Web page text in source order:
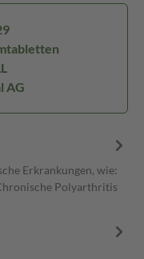
AG
Erkrankungen, wie:
Polyarthritis